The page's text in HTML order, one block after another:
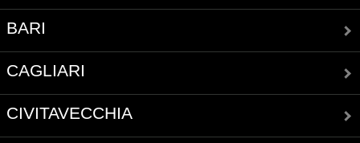
BARI
CAGLIARI
CIVITAVECCHIA